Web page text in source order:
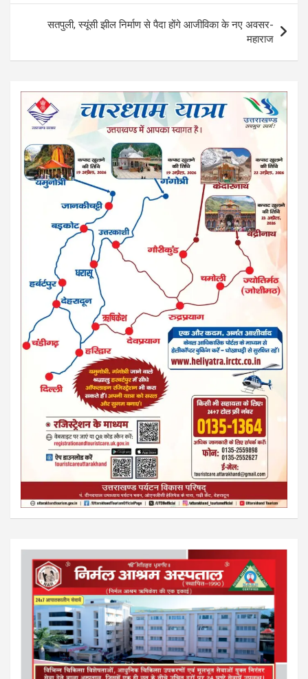
o
k
p
p
सतपुली, स्यूंसी झील निर्माण से पैदा होंगे आजीविका के नए अवसर-
महाराज